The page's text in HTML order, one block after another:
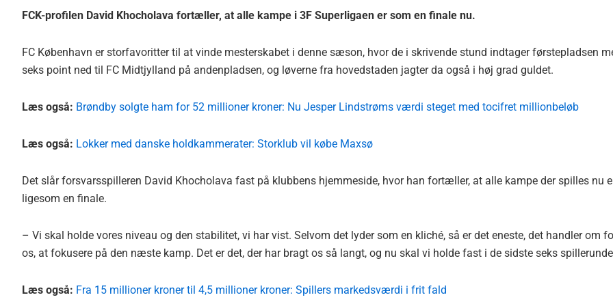
FCK-profilen David Khocholava fortæller, at alle kampe i 3F Superligaen er som en finale nu.
FC København er storfavoritter til at vinde mesterskabet i denne sæson, hvor de i skrivende stund indtager førstepladsen
seks point ned til FC Midtjylland på andenpladsen, og løverne fra hovedstaden jagter da også i høj grad guldet.
Læs også: Brøndby solgte ham for 52 millioner kroner: Nu Jesper Lindstrøms værdi steget med tocifret millionbeløb
Læs også: Lokker med danske holdkammerater: Storklub vil købe Maxsø
Det slår forsvarsspilleren David Khocholava fast på klubbens hjemmeside, hvor han fortæller, at alle kampe der spilles nu
ligesom en finale.
– Vi skal holde vores niveau og den stabilitet, vi har vist. Selvom det lyder som en kliché, så er det eneste, det handler om
os, at fokusere på den næste kamp. Det er det, der har bragt os så langt, og nu skal vi holde fast i de sidste seks
Læs også: Fra 15 millioner kroner til 4,5 millioner kroner: Spillers markedsværdi i frit fald